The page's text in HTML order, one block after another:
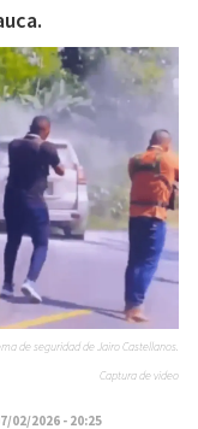
02/2026 - 20:25
de seguridad de Jairo Castellanos.
Captura de video